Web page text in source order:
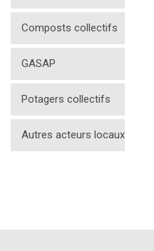
Composts collectifs
GASAP
Potagers collectifs
Autres acteurs locaux